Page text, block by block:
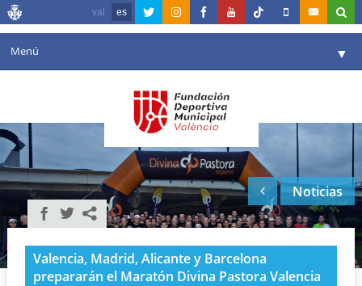
val es
Menú ▼
Agenda
Instalaciones
Comunicación ▼
Valencia en deporte
Portal de Transparencia
Noticias
Valencia, Madrid, Alicante y Barcelona
prepararán el Maratón Divina Pastora Valencia